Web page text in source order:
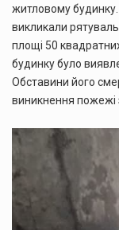
житловому
викликали
площі 50 квадратних
будинку було
Обставини його
виникнення пожежі